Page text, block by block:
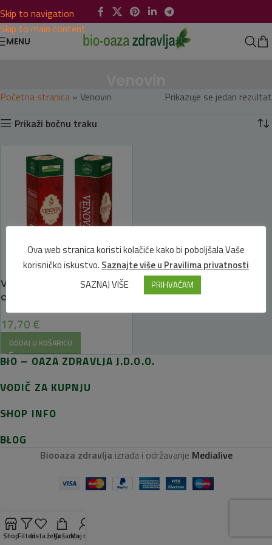
Skip to navigation
Skip to main content
MENU
Početna stranica » Venovin
Prikazuje se jedan rezultat
Prikaži bočnu traku
VENOVIN, prirodni eliksir za
cirkulaciju
17,70 €
DODAJ U KOŠARICU
BIO – OAZA ZDRAVLJA J.D.O.O.
VODIČ ZA KUPNJU
SHOP INFO
BLOG
Biooaza zdravlja izrada i održavanje Medialive
Ova web stranica koristi kolačiće kako bi poboljšala Vaše
korisničko iskustvo. Saznajte više u Pravilima privatnosti
SAZNAJ VIŠE
PRIHVAĆAM
ShopFilteriLista željaKošaricaMoj račun